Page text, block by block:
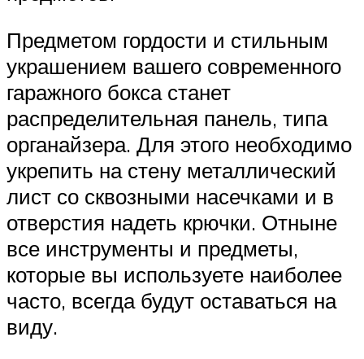
Предметом гордости и стильным
украшением вашего современного
гаражного бокса станет
распределительная панель, типа
органайзера. Для этого необходимо
укрепить на стену металлический
лист со сквозными насечками и в
отверстия надеть крючки. Отныне
все инструменты и предметы,
которые вы используете наиболее
часто, всегда будут оставаться на
виду.